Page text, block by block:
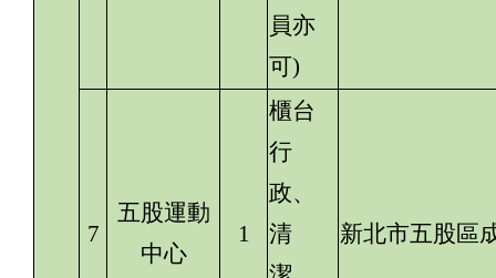
員亦
可)
7
五股運動
中心
1
櫃台
行
政、
清
新北市五股區